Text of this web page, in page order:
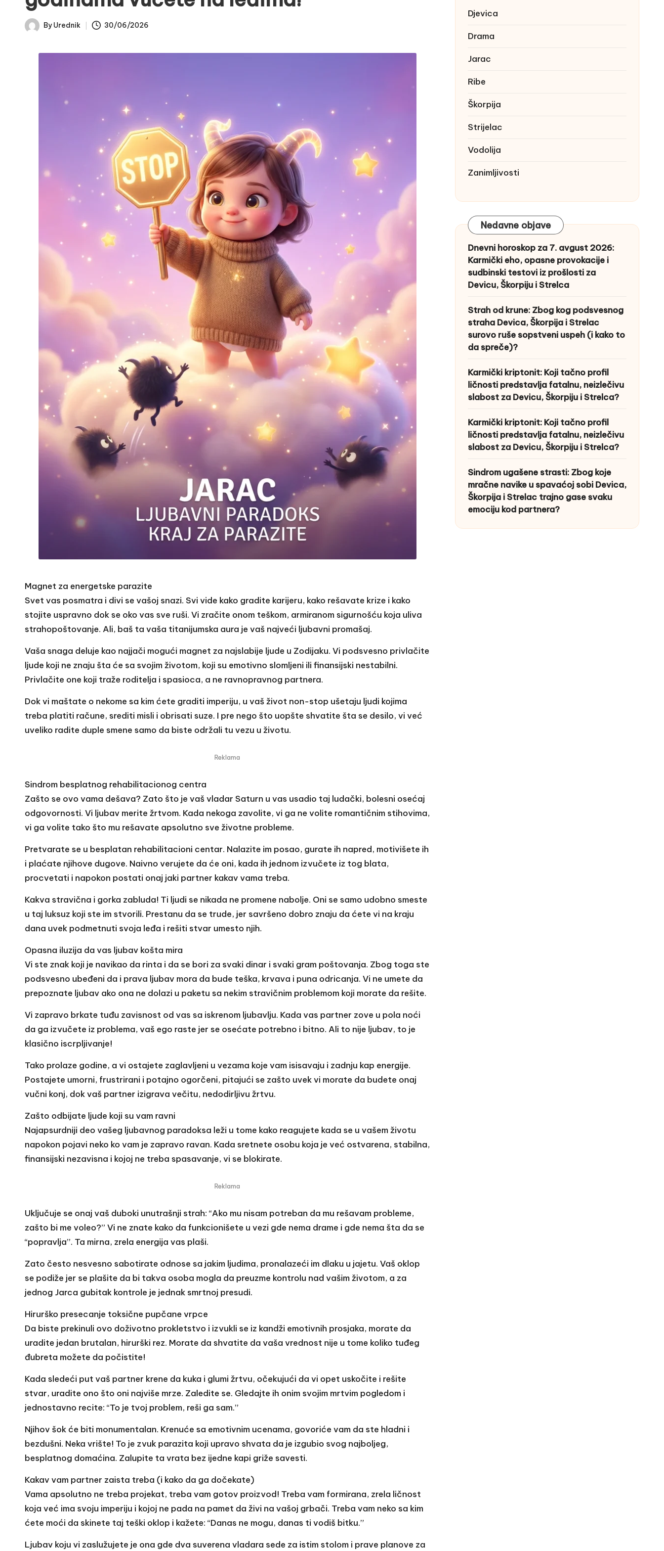
Posted
ByUrednik 30/06/2026
Magnet za energetske parazite
Svet vas posmatra i divi se vašoj snazi. Svi vide kako gradite karijeru, kako rešavate krize i kako
stojite uspravno dok se oko vas sve ruši. Vi zračite onom teškom, armiranom sigurnošću koja uliva
strahopoštovanje. Ali, baš ta vaša titanijumska aura je vaš najveći ljubavni promašaj.
Vaša snaga deluje kao najjači mogući magnet za najslabije ljude u Zodijaku. Vi podsvesno privlačite
ljude koji ne znaju šta će sa svojim životom, koji su emotivno slomljeni ili finansijski nestabilni.
Privlačite one koji traže roditelja i spasioca, a ne ravnopravnog partnera.
Dok vi maštate o nekome sa kim ćete graditi imperiju, u vaš život non-stop ušetaju ljudi kojima
treba platiti račune, srediti misli i obrisati suze. I pre nego što uopšte shvatite šta se desilo, vi već
uveliko radite duple smene samo da biste održali tu vezu u životu.
Reklama
Sindrom besplatnog rehabilitacionog centra
Zašto se ovo vama dešava? Zato što je vaš vladar Saturn u vas usadio taj ludački, bolesni osećaj
odgovornosti. Vi ljubav merite žrtvom. Kada nekoga zavolite, vi ga ne volite romantičnim stihovima,
vi ga volite tako što mu rešavate apsolutno sve životne probleme.
Pretvarate se u besplatan rehabilitacioni centar. Nalazite im posao, gurate ih napred, motivišete ih
i plaćate njihove dugove. Naivno verujete da će oni, kada ih jednom izvučete iz tog blata,
procvetati i napokon postati onaj jaki partner kakav vama treba.
Kakva stravična i gorka zabluda! Ti ljudi se nikada ne promene nabolje. Oni se samo udobno smeste
u taj luksuz koji ste im stvorili. Prestanu da se trude, jer savršeno dobro znaju da ćete vi na kraju
dana uvek podmetnuti svoja leđa i rešiti stvar umesto njih.
Opasna iluzija da vas ljubav košta mira
Vi ste znak koji je navikao da rinta i da se bori za svaki dinar i svaki gram poštovanja. Zbog toga ste
podsvesno ubeđeni da i prava ljubav mora da bude teška, krvava i puna odricanja. Vi ne umete da
prepoznate ljubav ako ona ne dolazi u paketu sa nekim stravičnim problemom koji morate da rešite.
Vi zapravo brkate tuđu zavisnost od vas sa iskrenom ljubavlju. Kada vas partner zove u pola noći
da ga izvučete iz problema, vaš ego raste jer se osećate potrebno i bitno. Ali to nije ljubav, to je
klasično iscrpljivanje!
Tako prolaze godine, a vi ostajete zaglavljeni u vezama koje vam isisavaju i zadnju kap energije.
Postajete umorni, frustrirani i potajno ogorčeni, pitajući se zašto uvek vi morate da budete onaj
vučni konj, dok vaš partner izigrava večitu, nedodirljivu žrtvu.
Zašto odbijate ljude koji su vam ravni
Najapsurdniji deo vašeg ljubavnog paradoksa leži u tome kako reagujete kada se u vašem životu
napokon pojavi neko ko vam je zapravo ravan. Kada sretnete osobu koja je već ostvarena, stabilna,
finansijski nezavisna i kojoj ne treba spasavanje, vi se blokirate.
Reklama
Uključuje se onaj vaš duboki unutrašnji strah: “Ako mu nisam potreban da mu rešavam probleme,
zašto bi me voleo?” Vi ne znate kako da funkcionišete u vezi gde nema drame i gde nema šta da se
“popravlja”. Ta mirna, zrela energija vas plaši.
Zato često nesvesno sabotirate odnose sa jakim ljudima, pronalazeći im dlaku u jajetu. Vaš oklop
se podiže jer se plašite da bi takva osoba mogla da preuzme kontrolu nad vašim životom, a za
jednog Jarca gubitak kontrole je jednak smrtnoj presudi.
Hirurško presecanje toksične pupčane vrpce
Da biste prekinuli ovo doživotno prokletstvo i izvukli se iz kandži emotivnih prosjaka, morate da
uradite jedan brutalan, hirurški rez. Morate da shvatite da vaša vrednost nije u tome koliko tuđeg
đubreta možete da počistite!
Kada sledeći put vaš partner krene da kuka i glumi žrtvu, očekujući da vi opet uskočite i rešite
stvar, uradite ono što oni najviše mrze. Zaledite se. Gledajte ih onim svojim mrtvim pogledom i
jednostavno recite: “To je tvoj problem, reši ga sam.”
Njihov šok će biti monumentalan. Krenuće sa emotivnim ucenama, govoriće vam da ste hladni i
bezdušni. Neka vrište! To je zvuk parazita koji upravo shvata da je izgubio svog najboljeg,
besplatnog domaćina. Zalupite ta vrata bez ijedne kapi griže savesti.
Kakav vam partner zaista treba (i kako da ga dočekate)
Vama apsolutno ne treba projekat, treba vam gotov proizvod! Treba vam formirana, zrela ličnost
koja već ima svoju imperiju i kojoj ne pada na pamet da živi na vašoj grbači. Treba vam neko sa kim
ćete moći da skinete taj teški oklop i kažete: “Danas ne mogu, danas ti vodiš bitku.”
Ljubav koju vi zaslužujete je ona gde dva suverena vladara sede za istim stolom i prave planove za
Djevica
Drama
Jarac
Ribe
Škorpija
Strijelac
Vodolija
Zanimljivosti
Nedavne objave
Dnevni horoskop za 7. avgust 2026:
Karmički eho, opasne provokacije i
sudbinski testovi iz prošlosti za
Devicu, Škorpiju i Strelca
Strah od krune: Zbog kog podsvesnog
straha Devica, Škorpija i Strelac
surovo ruše sopstveni uspeh (i kako to
da spreče)?
Karmički kriptonit: Koji tačno profil
ličnosti predstavlja fatalnu, neizlečivu
slabost za Devicu, Škorpiju i Strelca?
Karmički kriptonit: Koji tačno profil
ličnosti predstavlja fatalnu, neizlečivu
slabost za Devicu, Škorpiju i Strelca?
Sindrom ugašene strasti: Zbog koje
mračne navike u spavaćoj sobi Devica,
Škorpija i Strelac trajno gase svaku
emociju kod partnera?